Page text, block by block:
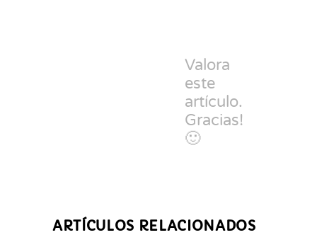
Valora
este
artículo.
Gracias!
🙂
ARTÍCULOS RELACIONADOS